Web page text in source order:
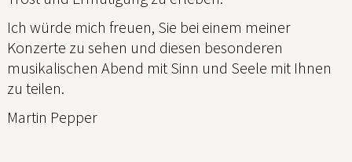
Ich würde mich freuen, Sie bei einem meiner
Konzerte zu sehen und diesen besonderen
musikalischen Abend mit Sinn und Seele mit Ihnen
zu teilen.
Martin Pepper